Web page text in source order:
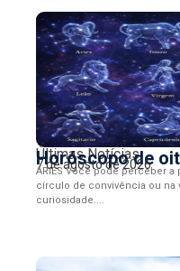
Últimas Notícias
Horóscopo de
7 de agosto de 2026
ÁRIES Você pode perceber
círculo de convivência ou na
curiosidade....